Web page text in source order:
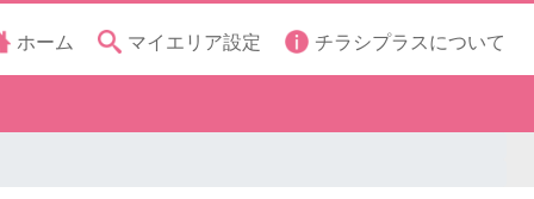
ホーム マイエリア設定 チラシプラスについて